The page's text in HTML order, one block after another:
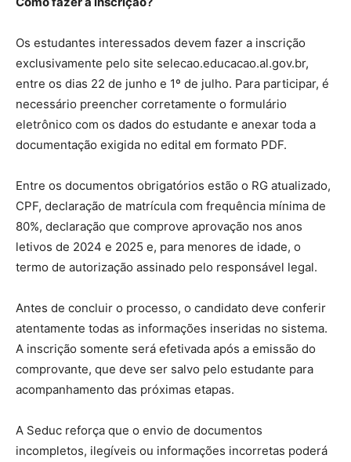
Os estudantes interessados devem fazer a inscrição
exclusivamente pelo site selecao.educacao.al.gov.br,
entre os dias 22 de junho e 1º de julho. Para participar, é
necessário preencher corretamente o formulário
eletrônico com os dados do estudante e anexar toda a
documentação exigida no edital em formato PDF.
Entre os documentos obrigatórios estão o RG atualizado,
CPF, declaração de matrícula com frequência mínima de
80%, declaração que comprove aprovação nos anos
letivos de 2024 e 2025 e, para menores de idade, o
termo de autorização assinado pelo responsável legal.
Antes de concluir o processo, o candidato deve conferir
atentamente todas as informações inseridas no sistema.
A inscrição somente será efetivada após a emissão do
comprovante, que deve ser salvo pelo estudante para
acompanhamento das próximas etapas.
A Seduc reforça que o envio de documentos
incompletos, ilegíveis ou informações incorretas poderá